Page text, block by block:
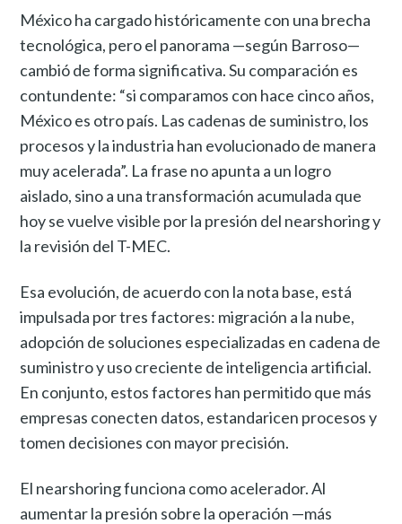
México ha cargado históricamente con una brecha
tecnológica, pero el panorama —según Barroso—
cambió de forma significativa. Su comparación es
contundente: “si comparamos con hace cinco años,
México es otro país. Las cadenas de suministro, los
procesos y la industria han evolucionado de manera
muy acelerada”. La frase no apunta a un logro
aislado, sino a una transformación acumulada que
hoy se vuelve visible por la presión del nearshoring y
la revisión del T-MEC.
Esa evolución, de acuerdo con la nota base, está
impulsada por tres factores: migración a la nube,
adopción de soluciones especializadas en cadena de
suministro y uso creciente de inteligencia artificial.
En conjunto, estos factores han permitido que más
empresas conecten datos, estandaricen procesos y
tomen decisiones con mayor precisión.
El nearshoring funciona como acelerador. Al
aumentar la presión sobre la operación —más